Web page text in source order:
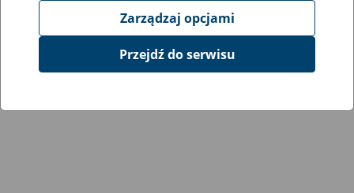
Zarządzaj opcjami
Przejdź do serwisu